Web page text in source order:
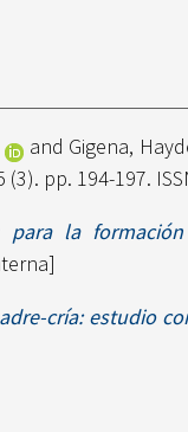
and Gigena,
(3). pp. 194-197.
para la
cría: estudio